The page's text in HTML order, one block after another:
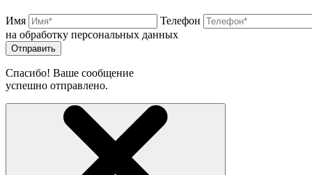
Имя Телефон
на обработку персональных данных
Отправить
Спасибо! Ваше сообщение
успешно отправлено.